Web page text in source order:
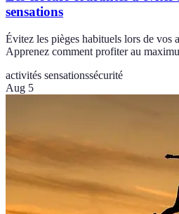
sensations
Évitez les pièges habituels lors de vos
Apprenez comment profiter au
activités sensationssécurité
Aug 5